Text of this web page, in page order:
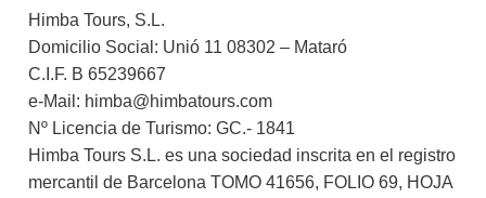
Himba Tours, S.L.
Domicilio Social: Unió 11 08302 – Mataró
C.I.F. B 65239667
e-Mail: himba@himbatours.com
Nº Licencia de Turismo: GC.- 1841
Himba Tours S.L. es una sociedad inscrita en el registro
mercantil de Barcelona TOMO 41656, FOLIO 69, HOJA